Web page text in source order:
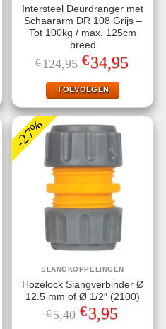
Intersteel Deurdranger met
Schaararm DR 108 Grijs –
Tot 100kg / max. 125cm
breed
€124,95 Oorspronkelijke
prijs
was:
€124,95.
€34,95
TOEVOEGEN
-27%
SLANGKOPPELINGEN
Hozelock Slangverbinder Ø
12.5 mm of Ø 1/2″ (2100)
€5,40 Oorspronkelijke
prijs
€3,95